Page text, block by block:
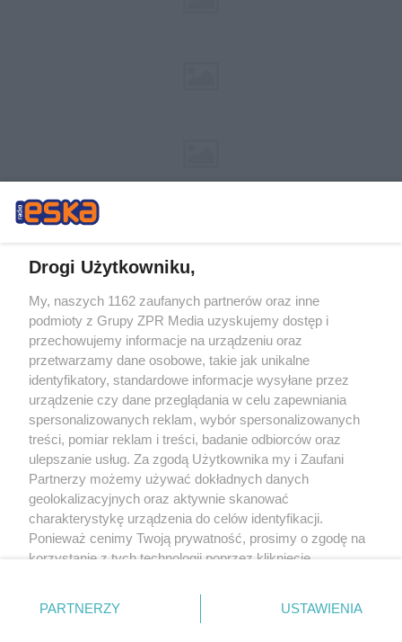
Żaden utwór zamieszczony w serwisie nie może być powielany i
rozpowszechniany lub dalej rozpowszechniany w jakikolwiek sposób (w
tym także elektroniczny lub mechaniczny) na jakimkolwiek polu
eksploatacji w jakiejkolwiek formie, włącznie z umieszczaniem w Internecie
bez pisemnej zgody właściciela praw. Jakiekolwiek użycie lub
wykorzystanie utworów w całości lub w części z naruszeniem prawa, tzn.
bez właściwej zgody, jest zabronione pod groźbą kary i może być ścigane
prawnie.
O nas
Drogi Użytkowniku,
My, naszych 1162 zaufanych partnerów oraz inne
podmioty z Grupy ZPR Media uzyskujemy dostęp i
przechowujemy informacje na urządzeniu oraz
przetwarzamy dane osobowe, takie jak unikalne
identyfikatory, standardowe informacje wysyłane przez
urządzenie czy dane przeglądania w celu zapewniania
spersonalizowanych reklam, wybór spersonalizowanych
treści, pomiar reklam i treści, badanie odbiorców oraz
ulepszanie usług. Za zgodą Użytkownika my i Zaufani
Partnerzy możemy używać dokładnych danych
geolokalizacyjnych oraz aktywnie skanować
charakterystykę urządzenia do celów identyfikacji.
Ponieważ cenimy Twoją prywatność, prosimy o zgodę na
korzystanie z tych technologii poprzez kliknięcie
zmienić/wycofać klikając przycisk ustawień prywatności
znajdujący się w lewym dolnym rogu strony
PARTNERZY USTAWIENIA